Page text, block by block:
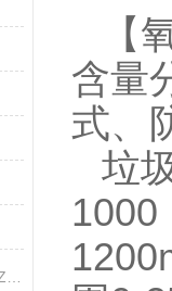
【
含量
式、
垃
1000